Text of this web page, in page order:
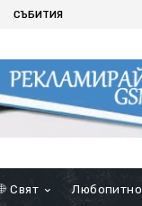
СЪБИТИЯ
Свят Любопитно